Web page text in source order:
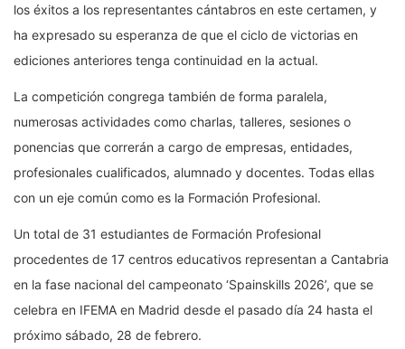
los éxitos a los representantes cántabros en este certamen, y
ha expresado su esperanza de que el ciclo de victorias en
ediciones anteriores tenga continuidad en la actual.
La competición congrega también de forma paralela,
numerosas actividades como charlas, talleres, sesiones o
ponencias que correrán a cargo de empresas, entidades,
profesionales cualificados, alumnado y docentes. Todas ellas
con un eje común como es la Formación Profesional.
Un total de 31 estudiantes de Formación Profesional
procedentes de 17 centros educativos representan a Cantabria
en la fase nacional del campeonato ‘Spainskills 2026’, que se
celebra en IFEMA en Madrid desde el pasado día 24 hasta el
próximo sábado, 28 de febrero.